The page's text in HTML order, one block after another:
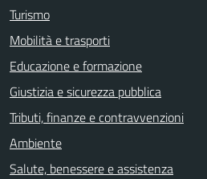
Turismo
Mobilità e trasporti
Educazione e formazione
Giustizia e sicurezza pubblica
Tributi, finanze e contravvenzioni
Ambiente
Salute, benessere e assistenza